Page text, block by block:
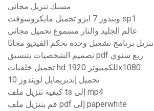
مسبك تنزيل مجاني
ويندوز 7 ايزو تحميل مايكروسوفت sp1
عالم الجليد والنار مسموع تحميل مجاني
تنزيل برنامج تشغيل وحدة تحكم الفيديو مجانًا
تصميم الشخصيات بتنسيق pdf ربع سنوي
تحميل خلفيات hd للكمبيوتر 1920x1080
تحميل إنديريمايل لويندوز 10
كيفية تنزيل ملف ts إلى mp4
قم بتنزيل ملف pdf إلى paperwhite